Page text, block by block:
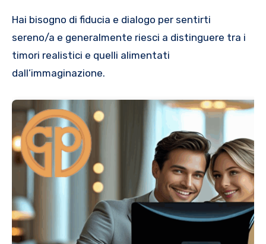
Hai bisogno di fiducia e dialogo per sentirti
sereno/a e generalmente riesci a distinguere tra i
timori realistici e quelli alimentati
dall’immaginazione.